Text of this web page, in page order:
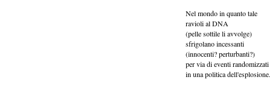
Nel mondo in quanto tale
ravioli al DNA
(pelle sottile li avvolge)
sfrigolano incessanti
(innocenti? perturbanti?)
per via di eventi randomizzati
in una politica dell'esplosione.